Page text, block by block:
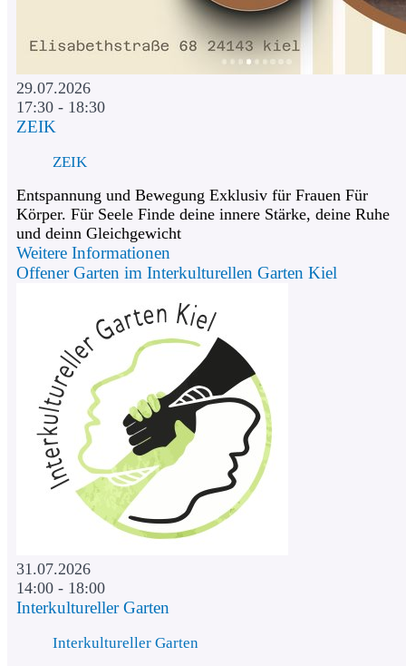
29.07.2026
17:30 - 18:30
ZEIK
ZEIK
Entspannung und Bewegung Exklusiv für Frauen Für
Körper. Für Seele Finde deine innere Stärke, deine Ruhe
und deinn Gleichgewicht
Weitere Informationen
Offener Garten im Interkulturellen Garten Kiel
31.07.2026
14:00 - 18:00
Interkultureller Garten
Interkultureller Garten